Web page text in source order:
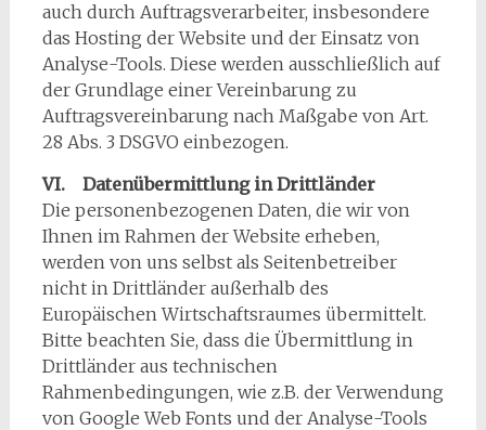
auch durch Auftragsverarbeiter, insbesondere
das Hosting der Website und der Einsatz von
Analyse-Tools. Diese werden ausschließlich auf
der Grundlage einer Vereinbarung zu
Auftragsvereinbarung nach Maßgabe von Art.
28 Abs. 3 DSGVO einbezogen.
VI. Datenübermittlung in Drittländer
Die personenbezogenen Daten, die wir von
Ihnen im Rahmen der Website erheben,
werden von uns selbst als Seitenbetreiber
nicht in Drittländer außerhalb des
Europäischen Wirtschaftsraumes übermittelt.
Bitte beachten Sie, dass die Übermittlung in
Drittländer aus technischen
Rahmenbedingungen, wie z.B. der Verwendung
von Google Web Fonts und der Analyse-Tools